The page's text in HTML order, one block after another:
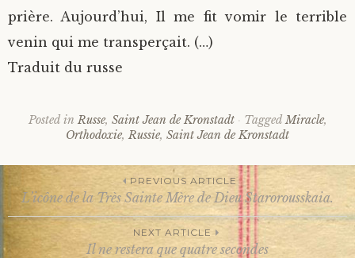
prière. Aujourd’hui, Il me fit vomir le terrible
venin qui me transperçait. (…)
Traduit du russe
Posted in Russe, Saint Jean de Kronstadt TaggedMiracle,
Orthodoxie, Russie, Saint Jean de Kronstadt
Post
PREVIOUS ARTICLE
L’icône de la Très Sainte Mère de Dieu Starorousskaia.
NEXT ARTICLE
Il ne restera que quatre secondes